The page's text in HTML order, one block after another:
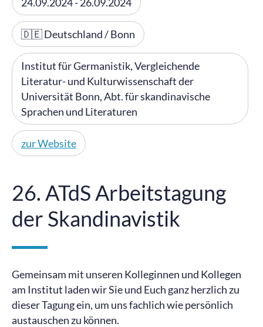
🇩🇪 Deutschland / Bonn
Institut für Germanistik, Vergleichende
Literatur- und Kulturwissenschaft der
Universität Bonn, Abt. für skandinavische
Sprachen und Literaturen
zur Website
26. ATdS Arbeitstagung
der Skandinavistik
Gemeinsam mit unseren Kolleginnen und Kollegen
am Institut laden wir Sie und Euch ganz herzlich zu
dieser Tagung ein, um uns fachlich wie persönlich
austauschen zu können.